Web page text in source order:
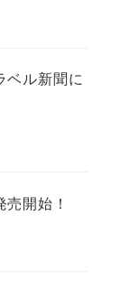
ベル新聞に
開始！